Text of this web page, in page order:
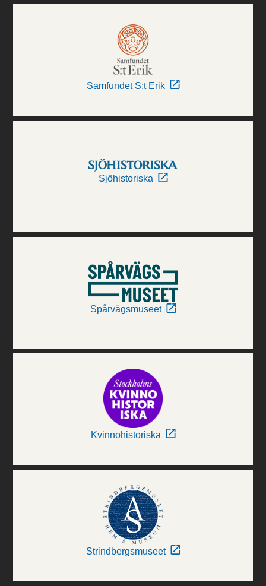
Samfundet S:t Erik
Sjöhistoriska
Spårvägsmuseet
Kvinnohistoriska
Strindbergsmuseet